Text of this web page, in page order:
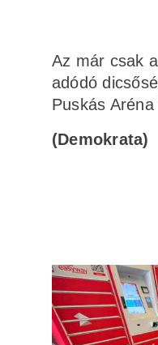
Az már csak
adódó
Puskás
(Demokrata)